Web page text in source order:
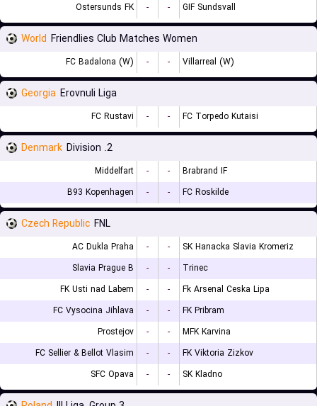
Ostersunds FK - - GIF Sundsvall
World Friendlies Club Matches Women
FC Badalona (W) - - Villarreal (W)
Georgia Erovnuli Liga
FC Rustavi - - FC Torpedo Kutaisi
Denmark 2. Division
Middelfart - -
Brabrand IF
B93 Kopenhagen
- - FC Roskilde
Czech Republic FNL
AC Dukla Praha - -
SK Hanacka Slavia Kromeriz
Slavia Prague B
- -
Trinec
FK Usti nad Labem
- -
Fk Arsenal Ceska Lipa
FC Vysocina Jihlava
- -
FK Pribram
Prostejov
- -
MFK Karvina
FC Sellier & Bellot Vlasim
- -
FK Viktoria Zizkov
SFC Opava
- - SK Kladno